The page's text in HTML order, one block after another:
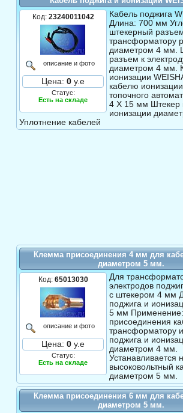
Код: 23240011042
описание и фото
Цена: 0 у.е
Статус:
Есть на складе
Кабель поджига
Длина: 700 мм
штекерный
трансформатору
диаметром 4 мм.
разъем к
диаметром 4 мм.
ионизации
кабелю
топочного
4 Х 15 мм Штекер
ионизации
Уплотнение кабелей
Клемма присоединения 4 мм для
диаметром 5 мм.
Код: 65013030
описание и фото
Цена: 0 у.е
Статус:
Есть на складе
Для
электродов
с штекером 4 мм
поджига и
5 мм
присоединения
трансформатору
поджига и
диаметром 4 мм.
Устанавливается
высоковольтный
диаметром 5 мм.
Клемма присоединения 6 мм для
диаметром 5 мм.